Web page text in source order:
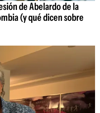
de Abelardo de la
(y qué dicen sobre